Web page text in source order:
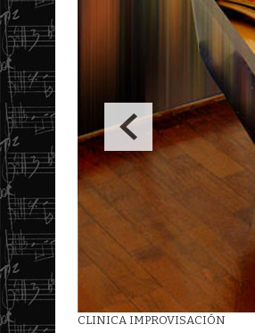
Clínica de Batería